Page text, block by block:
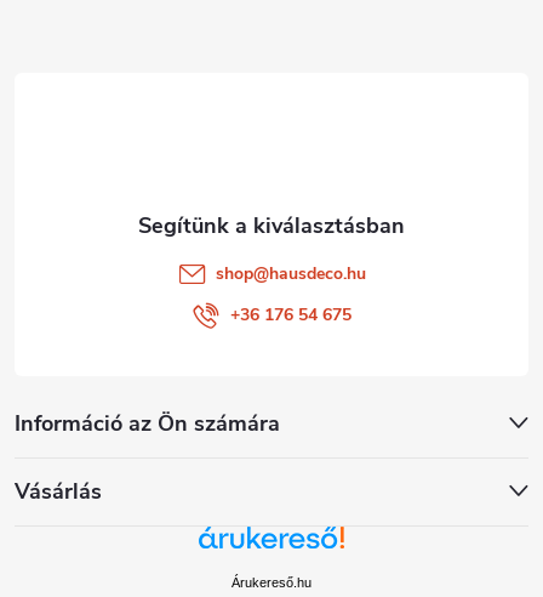
Információ az Ön számára
Vásárlás
shop@hausdeco.hu
+36 176 54 675
Árukereső.hu